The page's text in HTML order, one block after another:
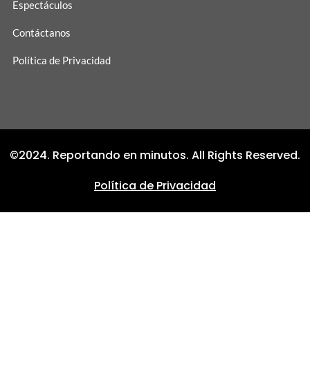
Espectáculos
Contáctanos
Política de Privacidad
©2024. Reportando en minutos. All Rights Reserved.
Política de Privacidad